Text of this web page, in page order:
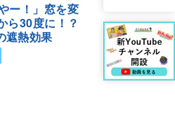
ー！」窓を変
ら30度に！？
遮熱効果